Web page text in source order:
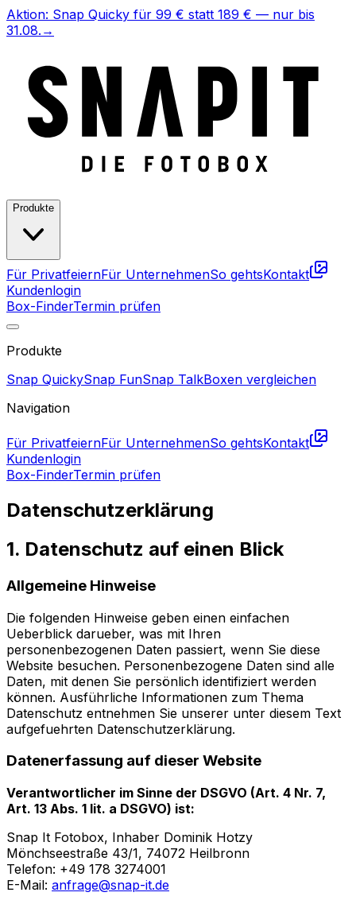
Aktion: Snap Quicky für 99 € statt 189 € — nur bis
31.08. →
Produkte
Für PrivatfeiernFür UnternehmenSo gehtsKontakt
Kundenlogin
Box-FinderTermin prüfen
Produkte
Snap QuickySnap FunSnap TalkBoxen vergleichen
Navigation
Für PrivatfeiernFür UnternehmenSo gehtsKontakt
Kundenlogin
Box-FinderTermin prüfen
Datenschutzerklärung
1. Datenschutz auf einen Blick
Allgemeine Hinweise
Die folgenden Hinweise geben einen einfachen
Ueberblick darueber, was mit Ihren
personenbezogenen Daten passiert, wenn Sie diese
Website besuchen. Personenbezogene Daten sind alle
Daten, mit denen Sie persönlich identifiziert werden
können. Ausführliche Informationen zum Thema
Datenschutz entnehmen Sie unserer unter diesem Text
aufgefuehrten Datenschutzerklärung.
Datenerfassung auf dieser Website
Verantwortlicher im Sinne der DSGVO (Art. 4 Nr. 7,
Art. 13 Abs. 1 lit. a DSGVO) ist:
Snap It Fotobox, Inhaber Dominik Hotzy
Mönchseestraße 43/1, 74072 Heilbronn
Telefon: +49 178 3274001
E-Mail: anfrage@snap-it.de